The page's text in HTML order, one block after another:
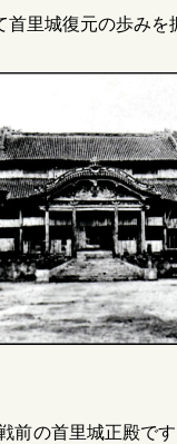
里城復元の歩みを
前の首里城正殿で